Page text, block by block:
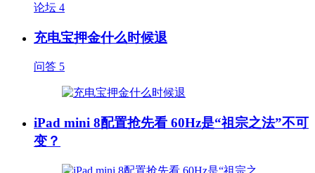
论坛 4
充电宝押金什么时候退
问答 5
iPad mini 8配置抢先看 60Hz是“祖宗之法”不可
变？